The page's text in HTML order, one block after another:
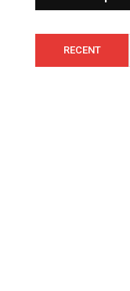
RECENT